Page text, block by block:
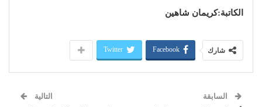
الكاتبة:كريمان شاهين
شارك Facebook
Twitter
السابقة التالية